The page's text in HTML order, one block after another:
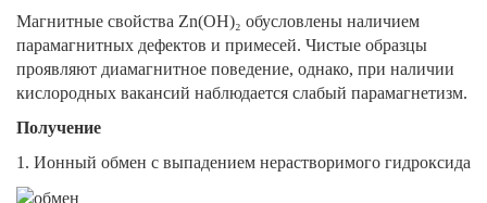
Магнитные свойства Zn(OH)₂ обусловлены наличием
парамагнитных дефектов и примесей. Чистые образцы
проявляют диамагнитное поведение, однако, при наличии
кислородных вакансий наблюдается слабый парамагнетизм.
Получение
1. Ионный обмен с выпадением нерастворимого гидроксида